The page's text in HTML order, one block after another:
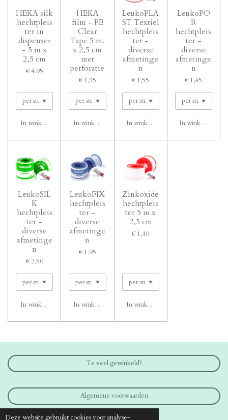
Deze website gebruikt cookies voor analyse-
HEKA silk
hechtpleis
ter in
dispenser
- 5 m x
2,5 cm
€ 4,95
In winkelwagen
HEKA
film - PE
Clear
Tape 5 m.
x 2,5 cm
met
perforatie
€ 1,35
In winkelwagen
LeukoPLA
ST Textiel
hechtpleis
ter -
diverse
afmetinge
n
€ 1,55
In winkelwagen
LeukoPO
R
hechtpleis
ter -
diverse
afmetinge
n
€ 1,45
In winkelwagen
LeukoSIL
K
hechtpleis
ter -
diverse
afmetinge
n
€ 2,50
In winkelwagen
LeukoFIX
hechtpleis
ter -
diverse
afmetinge
n
€ 1,95
In winkelwagen
Zinkoxide
hechtpleis
ter 5 m x
2,5 cm
€ 1,40
In winkelwagen
Te veel gewinkeld?
Algemene voorwaarden